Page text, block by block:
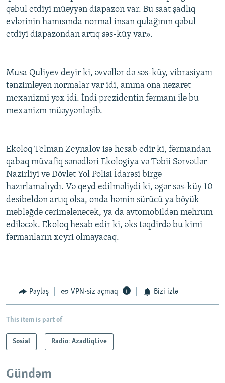
qəbul etdiyi müəyyən diapazon var. Bu saat şadlıq
evlərinin hamısında normal insan qulağının qəbul
etdiyi diapazondan artıq səs-küy var».
Musa Quliyev deyir ki, əvvəllər də səs-küy, vibrasiyanı
tənzimləyən normalar var idi, amma ona nəzarət
mexanizmi yox idi. İndi prezidentin fərmanı ilə bu
mexanizm müəyyənləşib.
Ekoloq Telman Zeynalov isə hesab edir ki, fərmandan
qabaq müvafiq sənədləri Ekologiya və Təbii Sərvətlər
Nazirliyi və Dövlət Yol Polisi İdarəsi birgə
hazırlamalıydı. Və qeyd edilməliydi ki, əgər səs-küy 10
desibeldən artıq olsa, onda həmin sürücü ya böyük
məbləğdə cərimələnəcək, ya da avtomobildən məhrum
ediləcək. Ekoloq hesab edir ki, əks təqdirdə bu kimi
fərmanların xeyri olmayacaq.
Paylaş VPN-siz açmaq Bizi izlə
This item is part of
Sosial Radio: AzadliqLive
Gündəm